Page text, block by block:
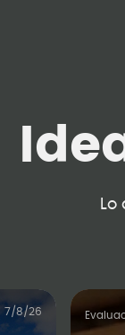
7/8/26